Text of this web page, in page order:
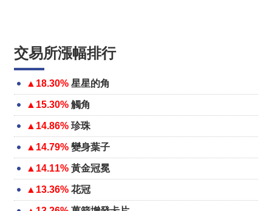
交易所漲幅排行
▲18.30% 星星的角
▲15.30% 觸角
▲14.86% 珍珠
▲14.79% 變身葉子
▲14.11% 黃金冠冕
▲13.36% 花冠